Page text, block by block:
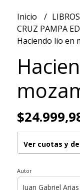
Inicio
CRUZ PAMPA
Haciendo lio en
Ver cuotas y
Autor